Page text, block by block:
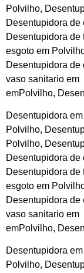
Polvilho,
Desentupidora de
Desentupidora
esgoto em
Desentupidora
vaso sanitario em
emPolvilho,
Desentupidora
Polvilho,
Polvilho,
Desentupidora de
Desentupidora
esgoto em
Desentupidora
vaso sanitario em
emPolvilho,
Desentupidora
Polvilho,